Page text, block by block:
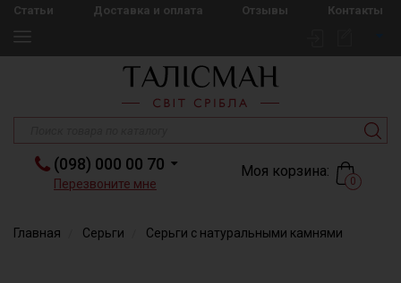
Статьи Доставка и оплата Отзывы Контакты
(098) 000 00 70
Перезвоните мне
Моя корзина:
0
Главная Серьги Серьги с натуральными камнями